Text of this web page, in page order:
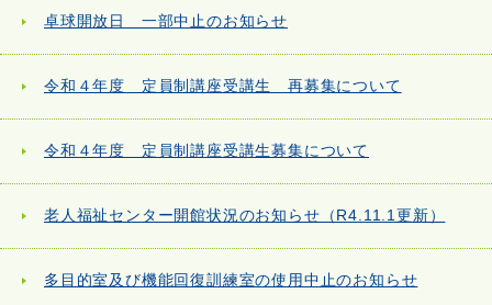
卓球開放日 一部中止のお知らせ
令和４年度 定員制講座受講生 再募集について
令和４年度 定員制講座受講生募集について
老人福祉センター開館状況のお知らせ（R4.11.1更新）
多目的室及び機能回復訓練室の使用中止のお知らせ